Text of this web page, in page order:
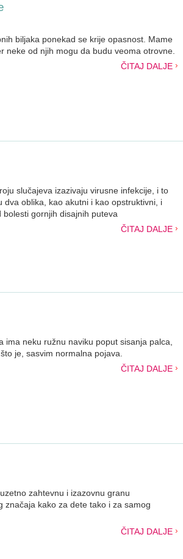
biljaka ponekad se krije opasnost. Mame
neke od njih mogu da budu veoma otrovne.
ČITAJ DALJE
slučajeva izazivaju virusne infekcije, i to
dva oblika, kao akutni i kao opstruktivni, i
gornjih disajnih puteva
ČITAJ DALJE
ima neku ružnu naviku poput sisanja palca,
je, sasvim normalna pojava.
ČITAJ DALJE
zahtevnu i izazovnu granu
značaja kako za dete tako i za samog
ČITAJ DALJE